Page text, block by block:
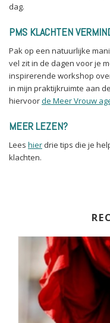
dag.
PMS KLACHTEN
Pak op een natuurlijke
vel zit in de dagen voor je
inspirerende workshop
in mijn praktijkruimte aan
hiervoorde Meer Vrouw
MEER LEZEN?
Lees hier drie tips die je
klachten.